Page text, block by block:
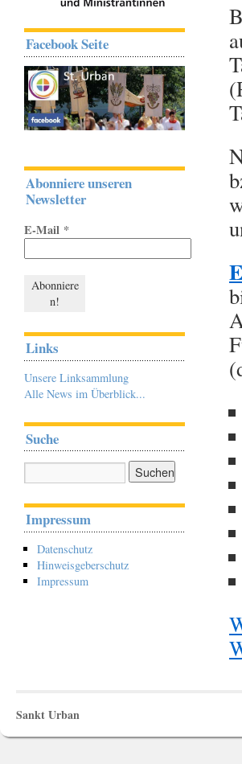
Facebook Seite
Abonniere unseren
Newsletter
E-Mail *
Links
Unsere Linksammlung
Alle News im Überblick...
Suche
Impressum
Datenschutz
Hinweisgeberschutz
Impressum
Sankt Urban